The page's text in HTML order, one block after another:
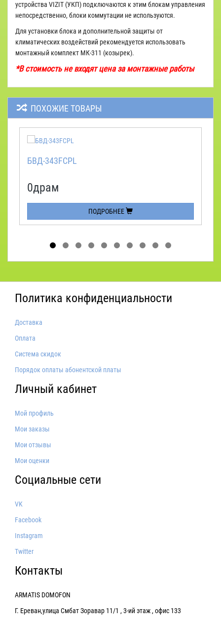
устройства VIZIT (УКП) подключаются к этим блокам управления
непосредственно, блоки коммутации не используются.
Для установки блока и дополнительной защиты от
климатических воздействий рекомендуется использовать
монтажный комплект МК-311 (козырек).
*В стоимость не входят цена за монтажные работы
ПОХОЖИЕ ТОВАРЫ
БВД-343FCPL
0драм
ПОДРОБНЕЕ
Политика конфиденциальности
Доставка
Оплата
Система скидок
Порядок оплаты абонентской платы
Личный кабинет
Мой профиль
Мои заказы
Мои отзывы
Мои оценки
Социальные сети
VK
Facebook
Instagram
Twitter
Контакты
ARMATIS DOMOFON
Г. Ереван,улица Смбат Зоравар 11/1 , 3-ий этаж , офис 133